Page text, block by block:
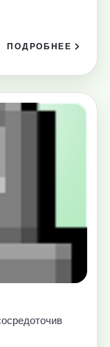
ПОДРОБНЕЕ